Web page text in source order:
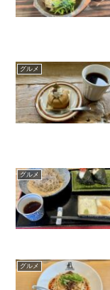
グルメ
グルメ
グルメ